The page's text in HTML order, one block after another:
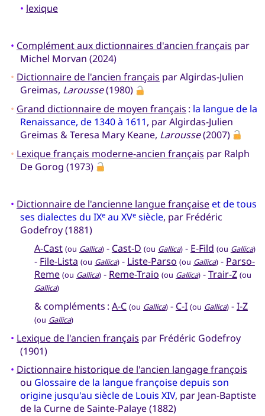
• lexique
• Complément aux dictionnaires d'ancien français par
Michel Morvan (2024)
• Dictionnaire de l'ancien français par Algirdas-Julien
Greimas, Larousse(1980)
• Grand dictionnaire de moyen français : la langue de la
Renaissance, de 1340 à 1611, par Algirdas-Julien
Greimas & Teresa Mary Keane, Larousse(2007)
• Lexique français moderne-ancien français par Ralph
De Gorog (1973)
• Dictionnaire de l'ancienne langue françaiseet de tous
ses dialectes du IXeau XVesiècle, par Frédéric
Godefroy (1881)
A-Cast (ou Gallica)- Cast-D (ou Gallica)- E-Fild (ou Gallica)
- File-Lista (ou Gallica)- Liste-Parso (ou Gallica)- Parso-
Reme (ou Gallica)- Reme-Traio (ou Gallica)-Trair-Z (ou
Gallica)
& compléments : A-C (ou Gallica)- C-I (ou Gallica)-I-Z
(ou Gallica)
• Lexique de l'ancien français par Frédéric Godefroy
(1901)
• Dictionnaire historique de l'ancien langage françois
ou Glossaire de la langue françoise depuis son
origine jusqu'au siècle de Louis XIV, par Jean-Baptiste
de la Curne de Sainte-Palaye (1882)